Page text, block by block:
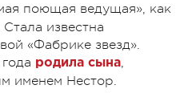
поющая ведущая», как
известна
«Фабрике звезд».
родила сына,
именем Нестор.